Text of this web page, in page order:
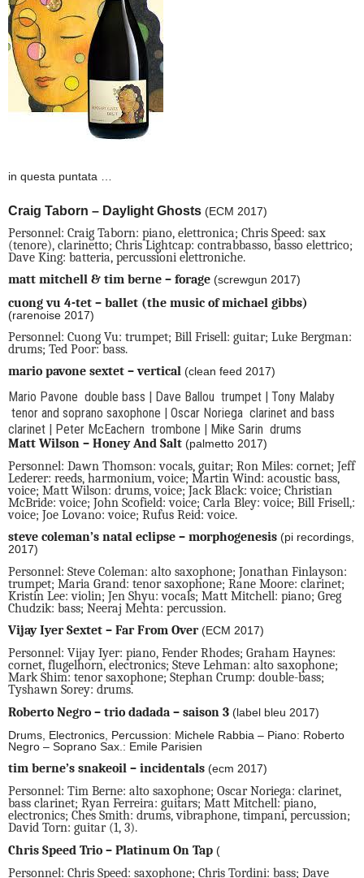
in questa puntata …
Craig Taborn – Daylight Ghosts (ECM 2017)
Personnel: Craig Taborn: piano, elettronica; Chris Speed: sax
(tenore), clarinetto; Chris Lightcap: contrabbasso, basso elettrico;
Dave King: batteria, percussioni elettroniche.
matt mitchell & tim berne – forage (screwgun 2017)
cuong vu 4-tet – ballet (the music of michael gibbs)
(rarenoise 2017)
Personnel: Cuong Vu: trumpet; Bill Frisell: guitar; Luke Bergman:
drums; Ted Poor: bass.
mario pavone sextet – vertical (clean feed 2017)
Mario Pavone double bass | Dave Ballou trumpet | Tony Malaby
tenor and soprano saxophone | Oscar Noriega clarinet and bass
clarinet | Peter McEachern trombone | Mike Sarin drums
Matt Wilson – Honey And Salt (palmetto 2017)
Personnel: Dawn Thomson: vocals, guitar; Ron Miles: cornet; Jeff
Lederer: reeds, harmonium, voice; Martin Wind: acoustic bass,
voice; Matt Wilson: drums, voice; Jack Black: voice; Christian
McBride: voice; John Scofield: voice; Carla Bley: voice; Bill Frisell,:
voice; Joe Lovano: voice; Rufus Reid: voice.
steve coleman’s natal eclipse – morphogenesis (pi recordings,
2017)
Personnel: Steve Coleman: alto saxophone; Jonathan Finlayson:
trumpet; Maria Grand: tenor saxophone; Rane Moore: clarinet;
Kristin Lee: violin; Jen Shyu: vocals; Matt Mitchell: piano; Greg
Chudzik: bass; Neeraj Mehta: percussion.
Vijay Iyer Sextet – Far From Over(ECM 2017)
Personnel: Vijay Iyer: piano, Fender Rhodes; Graham Haynes:
cornet, flugelhorn, electronics; Steve Lehman: alto saxophone;
Mark Shim: tenor saxophone; Stephan Crump: double-bass;
Tyshawn Sorey: drums.
Roberto Negro – trio dadada – saison 3 (label bleu 2017)
Drums, Electronics, Percussion: Michele Rabbia – Piano: Roberto
Negro – Soprano Sax.: Emile Parisien
tim berne’s snakeoil – incidentals (ecm 2017)
Personnel: Tim Berne: alto saxophone; Oscar Noriega: clarinet,
bass clarinet; Ryan Ferreira: guitars; Matt Mitchell: piano,
electronics; Ches Smith: drums, vibraphone, timpani, percussion;
David Torn: guitar (1, 3).
Chris Speed Trio – Platinum On Tap (
Personnel: Chris Speed: saxophone; Chris Tordini: bass; Dave